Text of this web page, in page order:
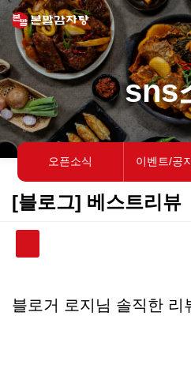
오픈소식 이벤트/공
sns
[블로그] 베스트리뷰
블로거 로지님 솔직한 리